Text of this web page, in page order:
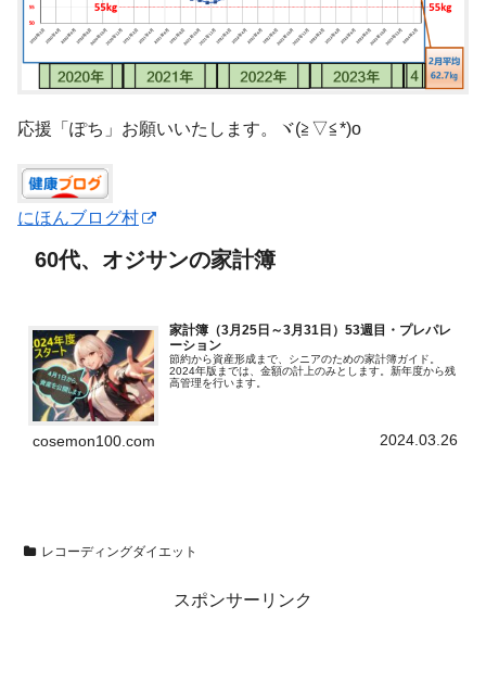
応援「ぽち」お願いいたします。ヾ(≧▽≦*)o
にほんブログ村
60代、オジサンの家計簿
家計簿（3月25日～3月31日）53週目・プレパレ
ーション
節約から資産形成まで、シニアのための家計簿ガイド。
2024年版までは、金額の計上のみとします。新年度から残
高管理を行います。
cosemon100.com 2024.03.26
レコーディングダイエット
スポンサーリンク